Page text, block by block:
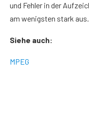
und Fehler in der
am wenigsten stark aus.
Siehe auch:
MPEG